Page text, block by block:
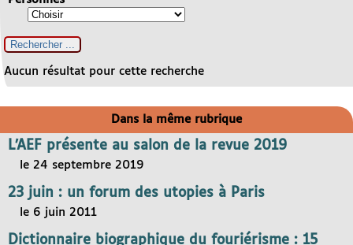
Aucun résultat pour cette recherche
Dans la même rubrique
L’AEF présente au salon de la revue 2019
le 24 septembre 2019
23 juin : un forum des utopies à Paris
le 6 juin 2011
Dictionnaire biographique du fouriérisme : 15